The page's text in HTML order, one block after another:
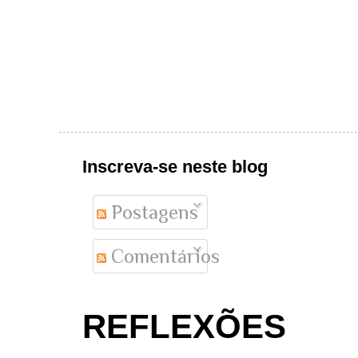
Inscreva-se neste blog
Postagens
Comentários
REFLEXÕES